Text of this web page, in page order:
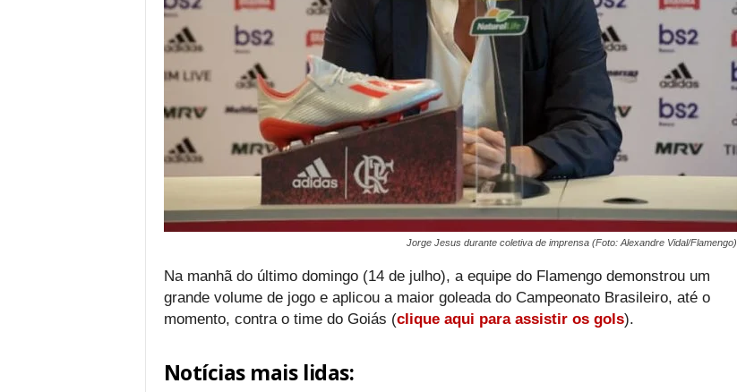
Jorge Jesus durante coletiva de imprensa (Foto: Alexandre Vidal/Flamengo)
Na manhã do último domingo (14 de julho), a equipe do Flamengo demonstrou um
grande volume de jogo e aplicou a maior goleada do Campeonato Brasileiro, até o
momento, contra o time do Goiás (clique aqui para assistir os gols).
Notícias mais lidas: